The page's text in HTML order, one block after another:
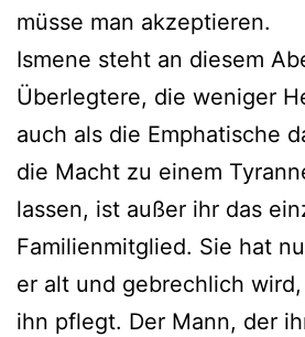
müsse man akzeptieren.
Ismene steht an diesem
Überlegtere, die weniger
auch als die Emphatische
die Macht zu einem
lassen, ist außer ihr das
Familienmitglied. Sie hat
er alt und gebrechlich
ihn pflegt. Der Mann, der